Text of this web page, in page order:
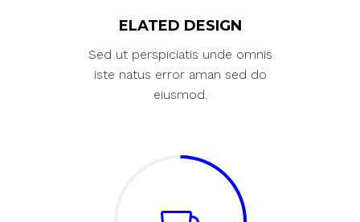
ELATED DESIGN
Sed ut perspiciatis unde omnis
iste natus error aman sed do
eiusmod.